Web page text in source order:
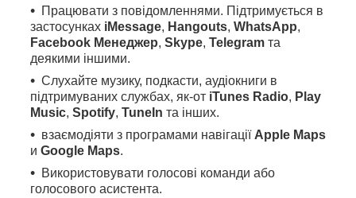
Працювати з повідомленнями. Підтримується в
застосунках iMessage, Hangouts, WhatsApp,
Facebook Менеджер, Skype, Telegram та
деякими іншими.
Слухайте музику, подкасти, аудіокниги в
підтримуваних службах, як-от iTunes Radio, Play
Music, Spotify, TuneIn та інших.
взаємодіяти з програмами навігації Apple Maps
и Google Maps.
Використовувати голосові команди або
голосового асистента.